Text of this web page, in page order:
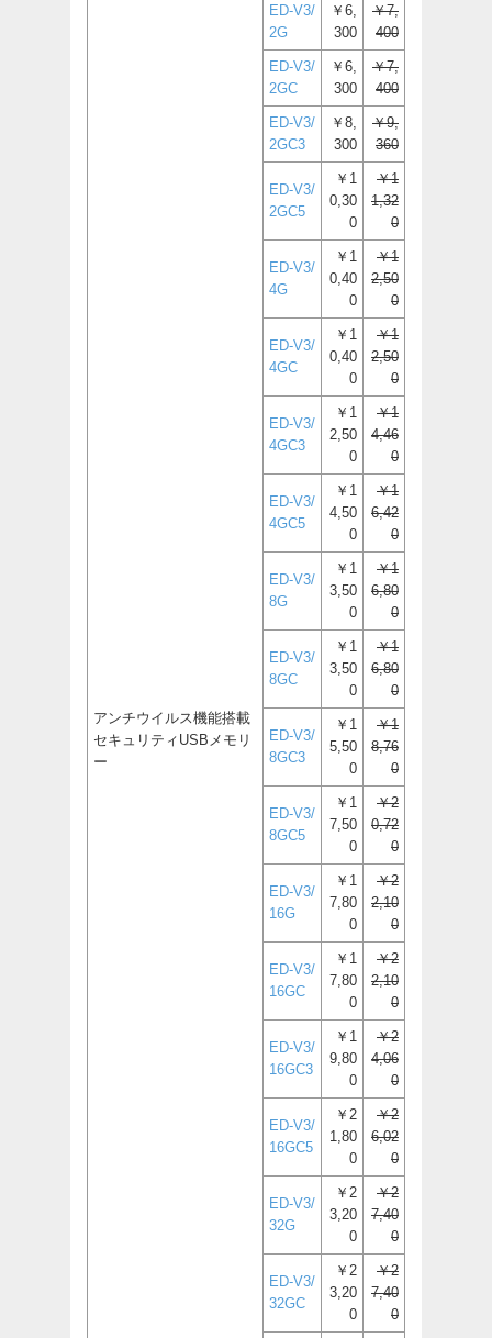
アンチウイルス機能搭載
セキュリティUSBメモリ
ー
ED-V3/
2G
￥6,
300
￥7,
400
ED-V3/
2GC
￥6,
300
￥7,
400
ED-V3/
2GC3
￥8,
300
￥9,
360
ED-V3/
2GC5
￥1
0,30
0
￥1
1,32
0
ED-V3/
4G
￥1
0,40
0
￥1
2,50
0
ED-V3/
4GC
￥1
0,40
0
￥1
2,50
0
ED-V3/
4GC3
￥1
2,50
0
￥1
4,46
0
ED-V3/
4GC5
￥1
4,50
0
￥1
6,42
0
ED-V3/
8G
￥1
3,50
0
￥1
6,80
0
ED-V3/
8GC
￥1
3,50
0
￥1
6,80
0
ED-V3/
8GC3
￥1
5,50
0
￥1
8,76
0
ED-V3/
8GC5
￥1
7,50
0
￥2
0,72
0
ED-V3/
16G
￥1
7,80
0
￥2
2,10
0
ED-V3/
16GC
￥1
7,80
0
￥2
2,10
0
ED-V3/
16GC3
￥1
9,80
0
￥2
4,06
0
ED-V3/
16GC5
￥2
1,80
0
￥2
6,02
0
ED-V3/
32G
￥2
3,20
0
￥2
7,40
0
ED-V3/
32GC
￥2
3,20
0
￥2
7,40
0